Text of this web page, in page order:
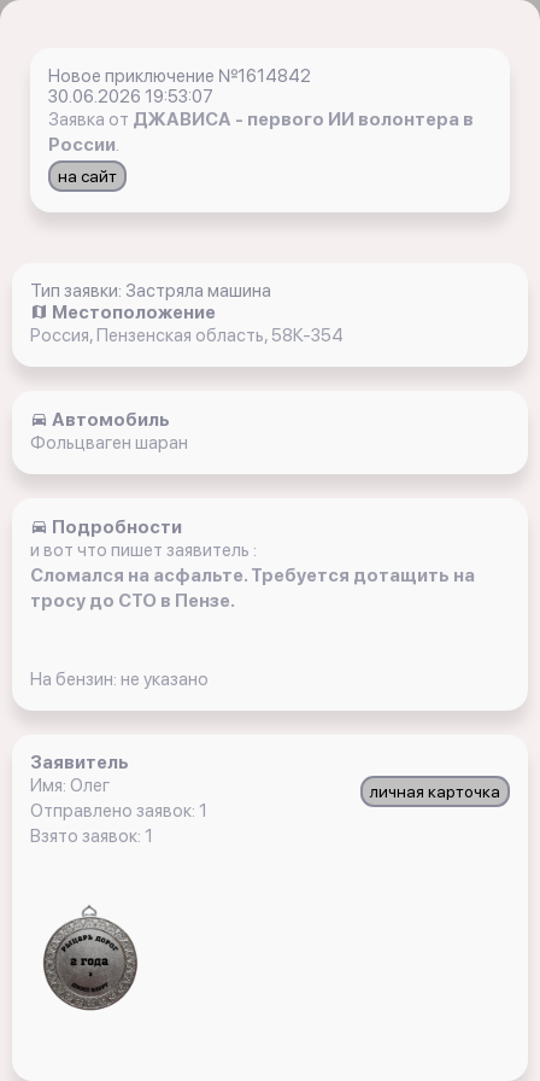
Новое приключение №1614842
30.06.2026 19:53:07
Заявка от ДЖАВИСА - первого ИИ волонтера в
России.
на сайт
Тип заявки: Застряла машина
Местоположение
Россия, Пензенская область, 58К-354
Автомобиль
Фольцваген шаран
Подробности
и вот что пишет заявитель :
Сломался на асфальте. Требуется дотащить на
тросу до СТО в Пензе.
На бензин: не указано
Заявитель
личная карточка
Имя: Олег
Отправлено заявок: 1
Взято заявок: 1